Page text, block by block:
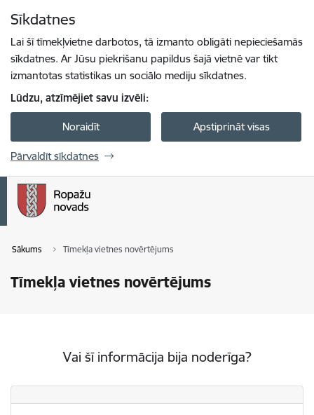
Sīkdatnes
Lai šī tīmekļvietne darbotos, tā izmanto obligāti nepieciešamās
sīkdatnes. Ar Jūsu piekrišanu papildus šajā vietnē var tikt
izmantotas statistikas un sociālo mediju sīkdatnes.
Lūdzu, atzīmējiet savu izvēli:
Noraidīt Apstiprināt visas
Pārvaldīt sīkdatnes
Sākums Tīmekļa vietnes novērtējums
Tīmekļa vietnes novērtējums
Vai šī informācija bija noderīga?
Vai šī informācija bija noderīga?